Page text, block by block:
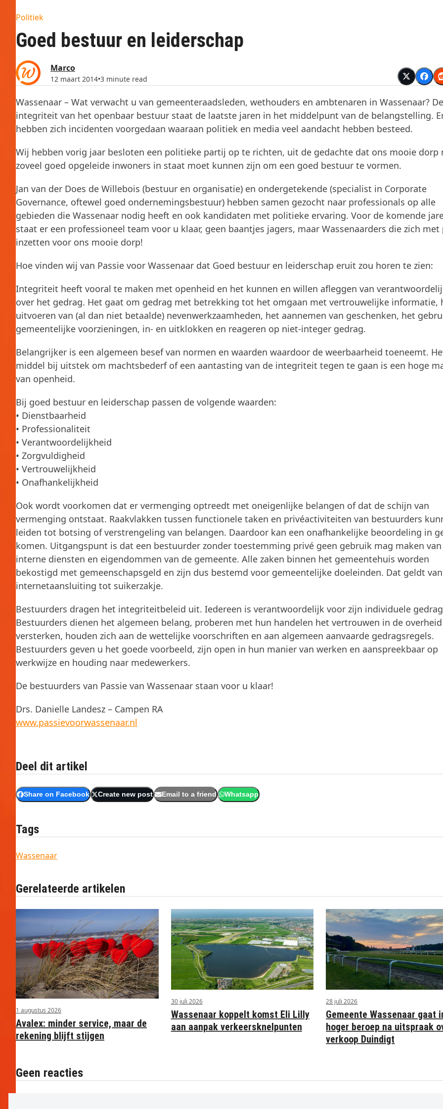
Politiek
Goed bestuur en leiderschap
Marco
12 maart 2014•3 minute read
Wassenaar – Wat verwacht u van gemeenteraadsleden, wethouders en ambtenaren in Wassenaar? De
integriteit van het openbaar bestuur staat de laatste jaren in het middelpunt van de belangstelling.
hebben zich incidenten voorgedaan waaraan politiek en media veel aandacht hebben besteed.
Wij hebben vorig jaar besloten een politieke partij op te richten, uit de gedachte dat ons mooie dorp
zoveel goed opgeleide inwoners in staat moet kunnen zijn om een goed bestuur te vormen.
Jan van der Does de Willebois (bestuur en organisatie) en ondergetekende (specialist in Corporate
Governance, oftewel goed ondernemingsbestuur) hebben samen gezocht naar professionals op alle
gebieden die Wassenaar nodig heeft en ook kandidaten met politieke ervaring. Voor de komende
staat er een professioneel team voor u klaar, geen baantjes jagers, maar Wassenaarders die zich met
inzetten voor ons mooie dorp!
Hoe vinden wij van Passie voor Wassenaar dat Goed bestuur en leiderschap eruit zou horen te zien:
Integriteit heeft vooral te maken met openheid en het kunnen en willen afleggen van
over het gedrag. Het gaat om gedrag met betrekking tot het omgaan met vertrouwelijke informatie,
uitvoeren van (al dan niet betaalde) nevenwerkzaamheden, het aannemen van geschenken, het
gemeentelijke voorzieningen, in- en uitklokken en reageren op niet-integer gedrag.
Belangrijker is een algemeen besef van normen en waarden waardoor de weerbaarheid toeneemt.
middel bij uitstek om machtsbederf of een aantasting van de integriteit tegen te gaan is een hoge
van openheid.
Bij goed bestuur en leiderschap passen de volgende waarden:
• Dienstbaarheid
• Professionaliteit
• Verantwoordelijkheid
• Zorgvuldigheid
• Vertrouwelijkheid
• Onafhankelijkheid
Ook wordt voorkomen dat er vermenging optreedt met oneigenlijke belangen of dat de schijn van
vermenging ontstaat. Raakvlakken tussen functionele taken en privéactiviteiten van bestuurders
leiden tot botsing of verstrengeling van belangen. Daardoor kan een onafhankelijke beoordeling in
komen. Uitgangspunt is dat een bestuurder zonder toestemming privé geen gebruik mag maken
interne diensten en eigendommen van de gemeente. Alle zaken binnen het gemeentehuis worden
bekostigd met gemeenschapsgeld en zijn dus bestemd voor gemeentelijke doeleinden. Dat geldt van
internetaansluiting tot suikerzakje.
Bestuurders dragen het integriteitbeleid uit. Iedereen is verantwoordelijk voor zijn individuele
Bestuurders dienen het algemeen belang, proberen met hun handelen het vertrouwen in de
versterken, houden zich aan de wettelijke voorschriften en aan algemeen aanvaarde gedragsregels.
Bestuurders geven u het goede voorbeeld, zijn open in hun manier van werken en aanspreekbaar op
werkwijze en houding naar medewerkers.
De bestuurders van Passie van Wassenaar staan voor u klaar!
Drs. Danielle Landesz – Campen RA
www.passievoorwassenaar.nl
Deel dit artikel
Share on Facebook Create new post Email to a friend Whatsapp
Tags
Wassenaar
Gerelateerde artikelen
1 augustus 2026
Avalex: minder service, maar de
rekening blijft stijgen
30 juli 2026
Wassenaar koppelt komst Eli Lilly
aan aanpak verkeersknelpunten
28 juli 2026
Gemeente Wassenaar gaat
hoger beroep na uitspraak
verkoop Duindigt
Geen reacties